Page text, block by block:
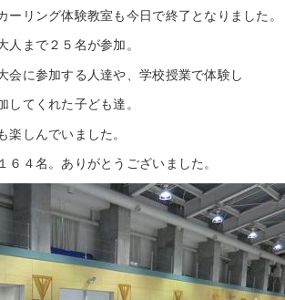
ーリング体験教室も今日で終了となりました。
人まで２５名が参加。
会に参加する人達や、学校授業で体験し
してくれた子ども達。
楽しんでいました。
６４名。ありがとうございました。